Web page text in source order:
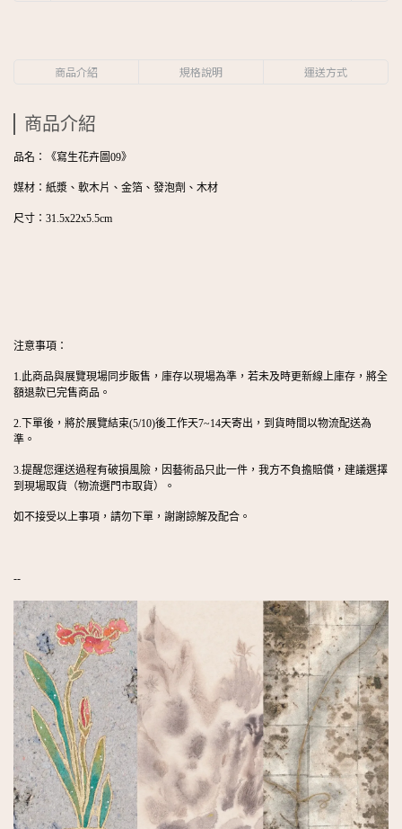
商品介紹 規格說明 運送方式
商品介紹
品名： 《寫生花卉圖09》
媒材： 紙漿、軟木片、金箔、發泡劑、木材
尺寸： 31.5x22x5.5cm
注意事項：
1.此商品與展覽現場同步販售，庫存以現場為準，若未及時更新線上庫存，將全
額退款已完售商品。
2.下單後，將於展覽結束(5/10)後工作天7~14天寄出，到貨時間以物流配送為
準。
3.提醒您運送過程有破損風險，因藝術品只此一件，我方不負擔賠償，建議選擇
到現場取貨（物流選門市取貨）。
如不接受以上事項，請勿下單，謝謝諒解及配合。
--